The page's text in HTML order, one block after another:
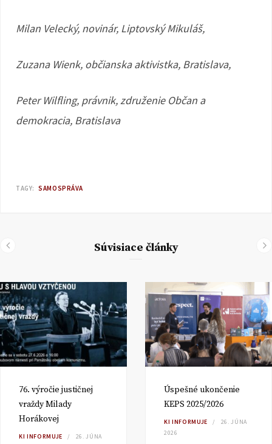
Milan Velecký, novinár, Liptovský Mikuláš,
Zuzana Wienk, občianska aktivistka, Bratislava,
Peter Wilfling, právnik, združenie Občan a
demokracia, Bratislava
TAGY: SAMOSPRÁVA
Súvisiace články
76. výročie justičnej
vraždy Milady
Horákovej
KI INFORMUJE
26. JÚNA
Úspešné ukončenie
KEPS 2025/2026
KI INFORMUJE
26. JÚNA
2026